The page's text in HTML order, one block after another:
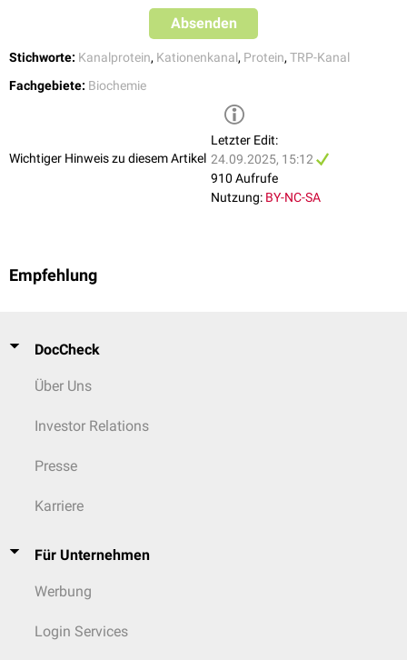
Absenden
Stichworte: Kanalprotein, Kationenkanal, Protein, TRP-Kanal
Fachgebiete: Biochemie
Wichtiger Hinweis zu diesem Artikel
Letzter Edit:
24.09.2025, 15:12
910 Aufrufe
Nutzung: BY-NC-SA
Empfehlung
DocCheck
Über Uns
Investor Relations
Presse
Karriere
Für Unternehmen
Werbung
Login Services